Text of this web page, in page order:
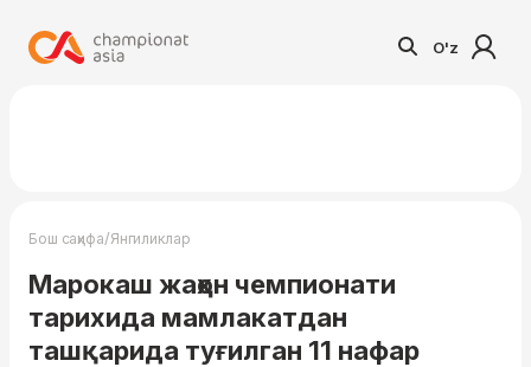
O'z
Бош саҳифа/Янгиликлар
Марокаш жаҳон чемпионати
тарихида мамлакатдан
ташқарида туғилган 11 нафар